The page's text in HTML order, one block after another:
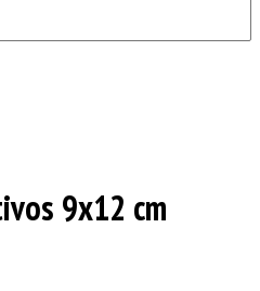
9x12 cm